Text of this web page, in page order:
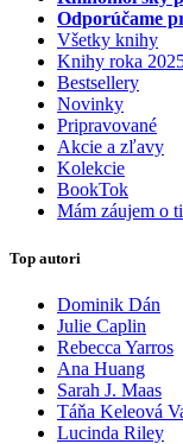
Odporúčame
Všetky knihy
Knihy roka
Bestsellery
Novinky
Pripravované
Akcie a zľavy
Kolekcie
BookTok
Mám záujem o
Top autori
Dominik Dán
Julie Caplin
Rebecca Yarros
Ana Huang
Sarah J. Maas
Táňa Keleová
Lucinda Riley